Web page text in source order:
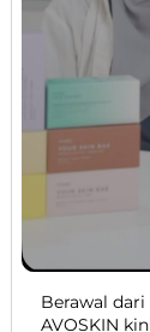
Berawal dari
AVOSKIN